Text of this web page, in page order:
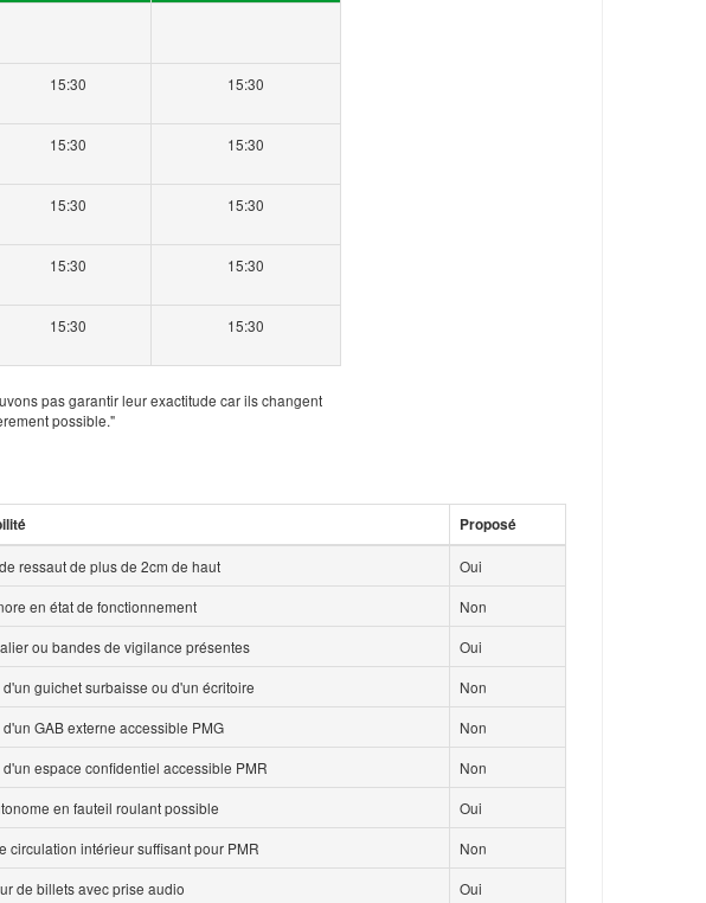
15:30 15:30
15:30 15:30
15:30 15:30
15:30 15:30
15:30 15:30
pas garantir leur exactitude car ils changent
possible."
Proposé
ressaut de plus de 2cm de haut
Oui
en état de fonctionnement
Non
ou bandes de vigilance présentes
Oui
d'un guichet surbaisse ou d'un écritoire
Non
GAB externe accessible PMG
Non
d'un espace confidentiel accessible PMR
Non
en fauteil roulant possible
Oui
circulation intérieur suffisant pour PMR
Non
de billets avec prise audio
Oui